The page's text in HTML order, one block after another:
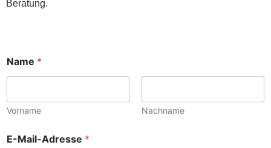
Beratung.
Name *
Vorname Nachname
E-Mail-Adresse *